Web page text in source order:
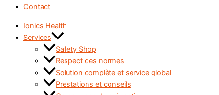
Contact
Ionics Health
Services
Safety Shop
Respect des normes
Solution complète et service global
Prestations et conseils